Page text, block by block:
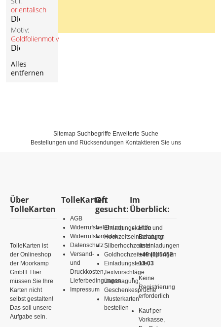
entfernen
orientalisch
Diesen
Artikel
entfernen
Motiv:
Goldfolienmotiv
Diesen
entfernen
Alles
entfernen
Sitemap Suchbegriffe Erweiterte Suche
Bestellungen und Rücksendungen Kontaktieren Sie uns
Über
TolleKarten
TolleKarten ist
der Onlineshop
der Moorkamp
GmbH: Hier
müssen Sie Ihre
Karten nicht
selbst gestalten!
Das soll unsere
Aufgabe sein.
TolleKarten
AGB
Widerrufsbelehrung
Widerrufsformular
Datenschutz
Versand-
und
Druckkosten,
Lieferbedingungen
Impressum
Oft
gesucht:
Einladungskarten
Hochzeitseinladungen
Silberhochzeitseinladungen
Goldhochzeitseinladungen
Einladungstexte,
Textvorschläge
Danksagung,
Geschenkesprüche
Musterkarten
bestellen
Im
Überblick:
Hilfe und
Beratung
unter
+49 (0) 5452
13 03
Keine
Registrierung
erforderlich
Kauf per
Vorkasse,